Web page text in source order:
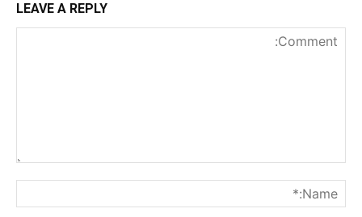
LEAVE A REPLY